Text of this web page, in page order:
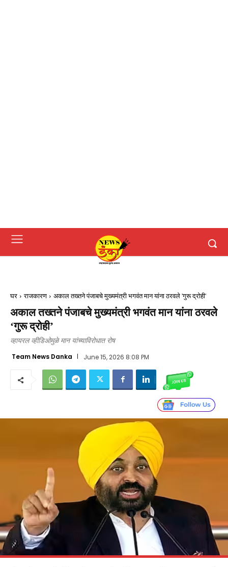
घर राजकारण अकाल तख्तने पंजाबचे मुख्यमंत्री भगवंत मान यांना ठरवले 'गुरू द्रोही'
अकाल तख्तने पंजाबचे मुख्यमंत्री भगवंत मान यांना ठरवले
‘गुरू द्रोही’
व्हायरल व्हीडिओमुळे मान यांच्याविरोधात रोष
Team News Danka June 15, 2026 8:08 PM